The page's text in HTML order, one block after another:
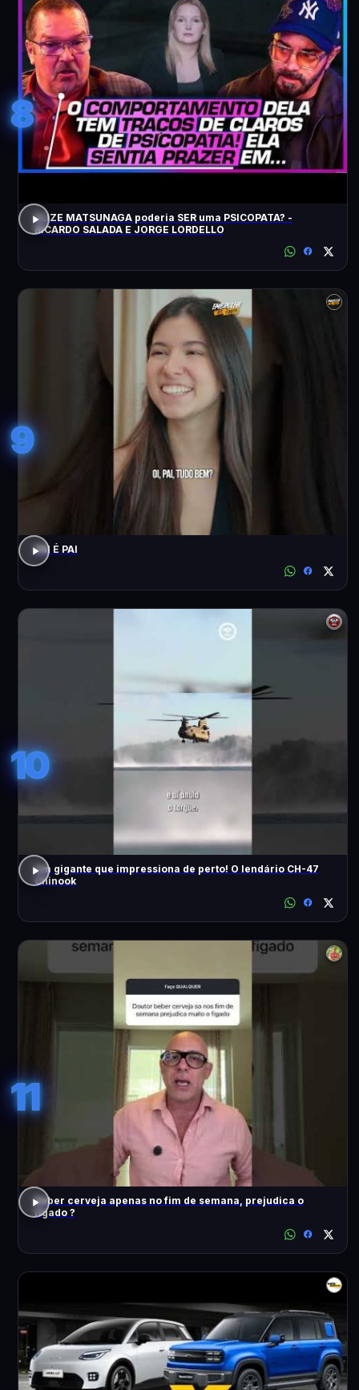
8
ELIZE MATSUNAGA poderia SER uma PSICOPATA? -
RICARDO SALADA E JORGE LORDELLO
9
PAI É PAI
10
Um gigante que impressiona de perto! O lendário CH-47
Chinook
11
Beber cerveja apenas no fim de semana, prejudica o
fígado ?